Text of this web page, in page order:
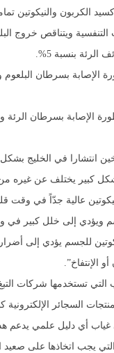
الإصابة بسرطان البلعوم
خطورة الإصابة بسرطان
انتشارا في الخليج
كبير يختلف عن غيره
نيكوتين عالية جدّاً في وقت
ويؤدي إلى خلل كبير في
للجسم يؤدي إلى
الإنتفاخ”.
تستخدمها شركات
السجائر الإلكترونية
غياب أي دليل علمي يدعم
يجب اتخاذها على صعيد